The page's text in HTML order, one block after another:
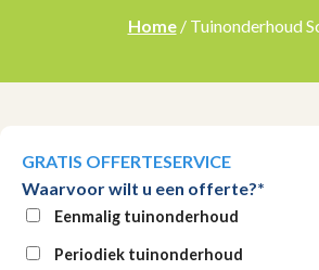
Home/ Tuinonderhoud
GRATIS OFFERTESERVICE
Waarvoor wilt u een offerte?*
Eenmalig tuinonderhoud
Periodiek tuinonderhoud